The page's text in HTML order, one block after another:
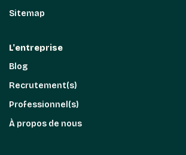
Sitemap
L'entreprise
Blog
Recrutement(s)
Professionnel(s)
À propos de nous